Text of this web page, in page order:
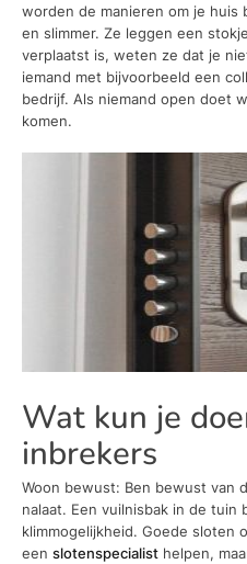
worden de manieren om je
en slimmer. Ze leggen een
verplaatst is, weten ze dat je
iemand met bijvoorbeeld een
bedrijf. Als niemand open doet
komen.
Wat kun je
inbrekers
Woon bewust: Ben bewust van
nalaat. Een vuilnisbak in de tuin
klimmogelijkheid. Goede sloten
een slotenspecialist helpen,